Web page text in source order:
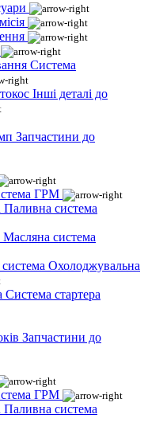
Система
Інші деталі до
Запчастини до
ГРМ
Паливна система
Масляна система
Охолоджувальна
Система стартера
Запчастини до
ГРМ
Паливна система